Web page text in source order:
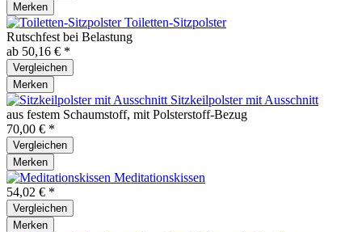
Merken
Toiletten-Sitzpolster
Rutschfest bei Belastung
ab 50,16 € *
Vergleichen
Merken
Sitzkeilpolster mit Ausschnitt
aus festem Schaumstoff, mit Polsterstoff-Bezug
70,00 € *
Vergleichen
Merken
Meditationskissen
54,02 € *
Vergleichen
Merken